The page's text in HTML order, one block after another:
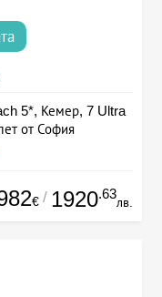
5*, Кемер, 7 Ultra
от София
€ / 1920.63
лв.